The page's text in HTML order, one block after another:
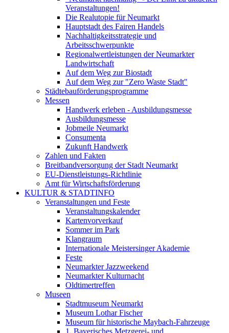
Veranstaltungen!
Die Realutopie für Neumarkt
Hauptstadt des Fairen Handels
Nachhaltigkeitsstrategie und
Arbeitsschwerpunkte
Regionalwertleistungen der Neumarkter
Landwirtschaft
Auf dem Weg zur Biostadt
Auf dem Weg zur "Zero Waste Stadt"
Städtebauförderungsprogramme
Messen
Handwerk erleben - Ausbildungsmesse
Ausbildungsmesse
Jobmeile Neumarkt
Consumenta
Zukunft Handwerk
Zahlen und Fakten
Breitbandversorgung der Stadt Neumarkt
EU-Dienstleistungs-Richtlinie
Amt für Wirtschaftsförderung
KULTUR & STADTINFO
Veranstaltungen und Feste
Veranstaltungskalender
Kartenvorverkauf
Sommer im Park
Klangraum
Internationale Meistersinger Akademie
Feste
Neumarkter Jazzweekend
Neumarkter Kulturnacht
Oldtimertreffen
Museen
Stadtmuseum Neumarkt
Museum Lothar Fischer
Museum für historische Maybach-Fahrzeuge
1. Bayerisches Metzgerei- und